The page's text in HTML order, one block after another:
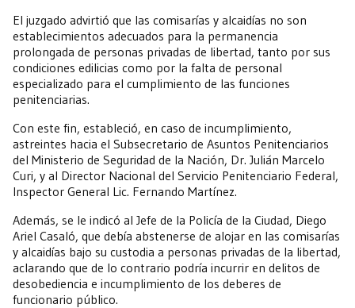
El juzgado advirtió que las comisarías y alcaidías no son
establecimientos adecuados para la permanencia
prolongada de personas privadas de libertad, tanto por sus
condiciones edilicias como por la falta de personal
especializado para el cumplimiento de las funciones
penitenciarias.
Con este fin, estableció, en caso de incumplimiento,
astreintes hacia el Subsecretario de Asuntos Penitenciarios
del Ministerio de Seguridad de la Nación, Dr. Julián Marcelo
Curi, y al Director Nacional del Servicio Penitenciario Federal,
Inspector General Lic. Fernando Martínez.
Además, se le indicó al Jefe de la Policía de la Ciudad, Diego
Ariel Casaló, que debía abstenerse de alojar en las comisarías
y alcaidías bajo su custodia a personas privadas de la libertad,
aclarando que de lo contrario podría incurrir en delitos de
desobediencia e incumplimiento de los deberes de
funcionario público.